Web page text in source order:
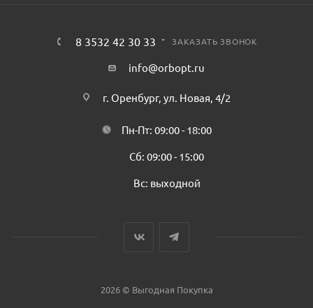
8 3532 42 30 33 ЗАКАЗАТЬ ЗВОНОК
info@orbopt.ru
г. Оренбург, ул. Новая, 4/2
Пн-Пт: 09:00 - 18:00
Сб: 09:00 - 15:00
Вс: выходной
2026 © Выгодная Покупка